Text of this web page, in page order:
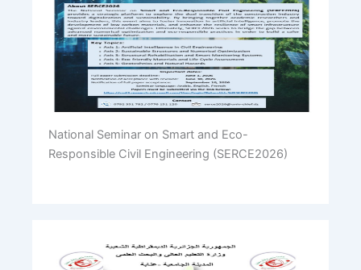
National Seminar on Smart and Eco-
Responsible Civil Engineering (SERCE2026)